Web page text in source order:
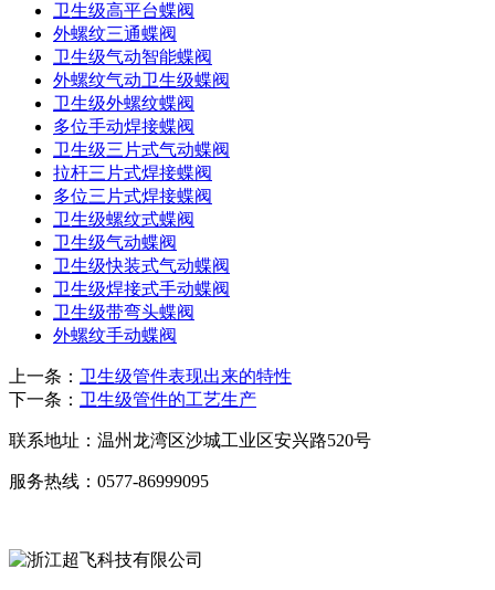
卫生级高平台蝶阀
外螺纹三通蝶阀
卫生级气动智能蝶阀
外螺纹气动卫生级蝶阀
卫生级外螺纹蝶阀
多位手动焊接蝶阀
卫生级三片式气动蝶阀
拉杆三片式焊接蝶阀
多位三片式焊接蝶阀
卫生级螺纹式蝶阀
卫生级气动蝶阀
卫生级快装式气动蝶阀
卫生级焊接式手动蝶阀
卫生级带弯头蝶阀
外螺纹手动蝶阀
上一条： 卫生级管件表现出来的特性
下一条： 卫生级管件的工艺生产
联系地址： 温州龙湾区沙城工业区安兴路520号
服务热线： 0577-86999095